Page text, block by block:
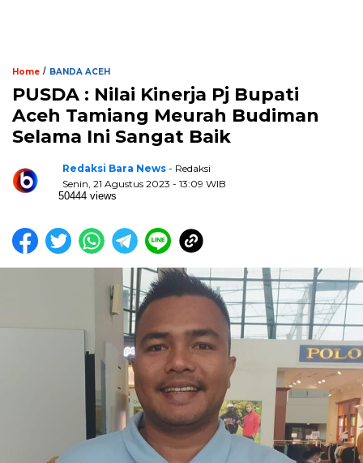
Home / BANDA ACEH
PUSDA : Nilai Kinerja Pj Bupati
Aceh Tamiang Meurah Budiman
Selama Ini Sangat Baik
Redaksi Bara News - Redaksi
Senin, 21 Agustus 2023 - 13:09 WIB
50444 views